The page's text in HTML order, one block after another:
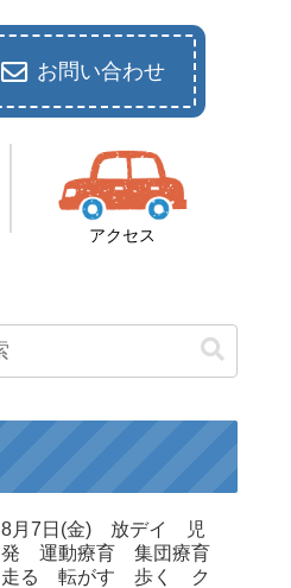
お問い合わせ
アクセス
8月7日(金) 放デイ 児
発 運動療育 集団療育
走る 転がす 歩く ク